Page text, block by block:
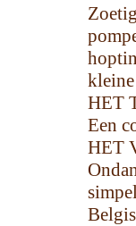
HET
Een
HET